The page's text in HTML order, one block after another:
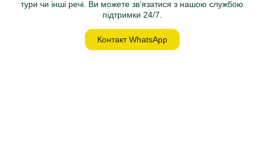
тури чи інші речі. Ви можете зв’язатися з нашою службою
підтримки 24/7.
Контакт WhatsApp